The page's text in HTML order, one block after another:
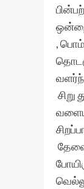
,
சிறு